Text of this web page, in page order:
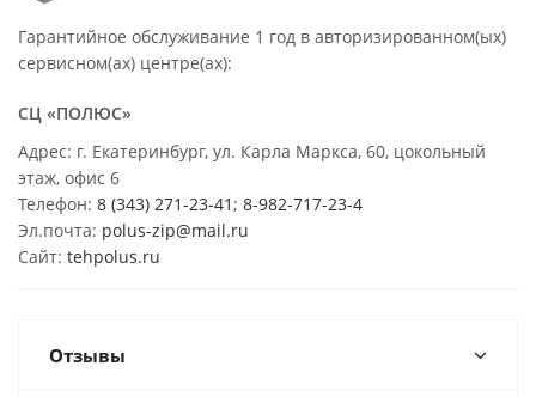
Гарантийное обслуживание 1 год в авторизированном(ых)
сервисном(ах) центре(ах):
СЦ «ПОЛЮС»
Адрес: г. Екатеринбург, ул. Карла Маркса, 60, цокольный
этаж, офис 6
Телефон: 8 (343) 271-23-41 ; 8-982-717-23-4
Эл.почта: polus-zip@mail.ru
Сайт: tehpolus.ru
Отзывы